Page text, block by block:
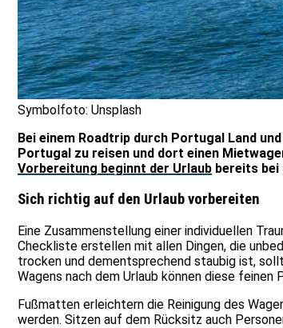
Symbolfoto: Unsplash
Bei einem Roadtrip durch Portugal Land
Portugal zu reisen und dort einen
Vorbereitung beginnt der Urlaub bereits bei
Sich richtig auf den Urlaub vorbereiten
Eine Zusammenstellung einer individuellen
Checkliste erstellen mit allen Dingen, die
trocken und dementsprechend staubig ist,
Wagens nach dem Urlaub können diese
Fußmatten erleichtern die Reinigung des
werden. Sitzen auf dem Rücksitz auch